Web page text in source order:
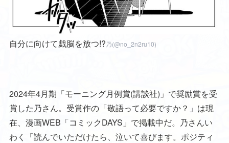
自分に向けて戯脳を放つ!?乃(@no_2n2ru10)
2024年4月期「モーニング月例賞(講談社)」で奨励賞を受
賞した乃さん。受賞作の「敬語って必要ですか？」は現
在、漫画WEB「コミックDAYS」で掲載中だ。乃さんい
わく「読んでいただけたら、泣いて喜びます。ポジティ